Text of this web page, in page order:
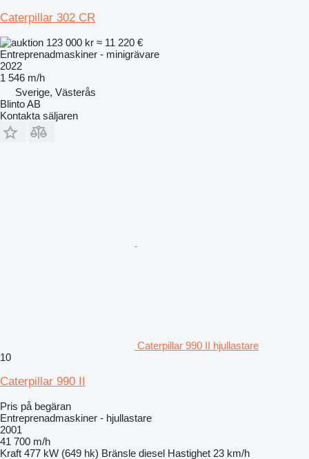
Caterpillar 302 CR
123 000 kr ≈ 11 220 €
Entreprenadmaskiner - minigrävare
2022
1 546 m/h
Sverige, Västerås
Blinto AB
Kontakta säljaren
Caterpillar 990 II hjullastare
10
Caterpillar 990 II
Pris på begäran
Entreprenadmaskiner - hjullastare
2001
41 700 m/h
Kraft 477 kW (649 hk) Bränsle diesel Hastighet 23 km/h